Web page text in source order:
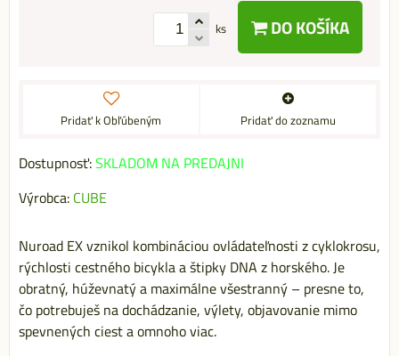
ks DO KOŠÍKA
Pridať k Obľúbeným Pridať do zoznamu
Dostupnosť:SKLADOM NA PREDAJNI
Výrobca: CUBE
Nuroad EX vznikol kombináciou ovládateľnosti z cyklokrosu,
rýchlosti cestného bicykla a štipky DNA z horského. Je
obratný, húževnatý a maximálne všestranný – presne to,
čo potrebuješ na dochádzanie, výlety, objavovanie mimo
spevnených ciest a omnoho viac.